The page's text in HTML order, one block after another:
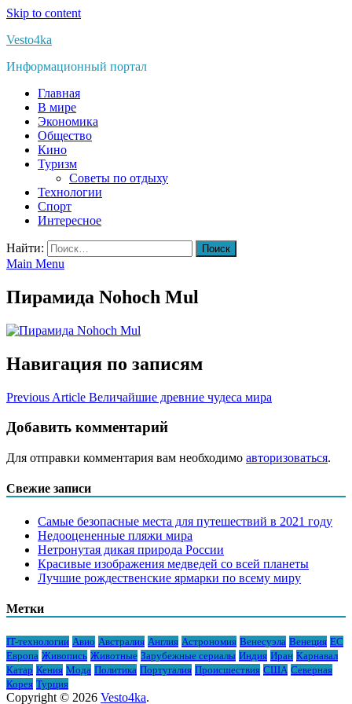
Skip to content
Vesto4ka
Информационный портал
Главная
В мире
Экономика
Общество
Кино
Туризм
Советы по отдыху
Технологии
Спорт
Интересное
Найти:
Main Menu
Пирамида Nohoch Mul
Навигация по записям
Previous Article Величайшие древние чудеса мира
Добавить комментарий
Для отправки комментария вам необходимо авторизоваться.
Свежие записи
Самые безопасные места для путешествий в 2021 году
Недооцененные пляжи мира
Нетронутая дикая природа России
Красивые изображения медведей со всей планеты
Лучшие рождественские ярмарки по всему миру
Метки
IT-технологии Авио Австралия Англия Астрономия Венесуэла Венеция ЕС
Европа Живопись Животные Зарубежные сериалы Индия Иран Карнавал
Катар Кения Мода Политика Португалия Происшествия США Северная
Корея Турция
Copyright © 2026 Vesto4ka.